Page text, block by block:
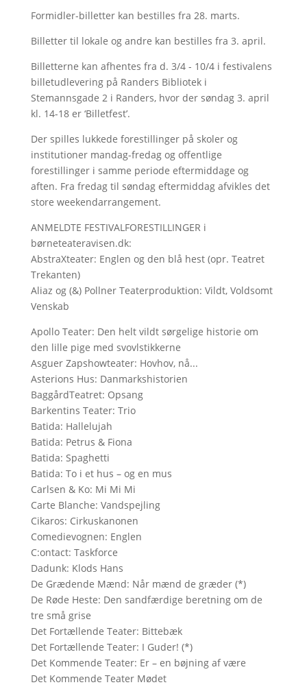
Formidler-billetter kan bestilles fra 28. marts.
Billetter til lokale og andre kan bestilles fra 3. april.
Billetterne kan afhentes fra d. 3/4 - 10/4 i festivalens
billetudlevering på Randers Bibliotek i
Stemannsgade 2 i Randers, hvor der søndag 3. april
kl. 14-18 er ‘Billetfest’.
Der spilles lukkede forestillinger på skoler og
institutioner mandag-fredag og offentlige
forestillinger i samme periode eftermiddage og
aften. Fra fredag til søndag eftermiddag afvikles det
store weekendarrangement.
ANMELDTE FESTIVALFORESTILLINGER i
børneteateravisen.dk:
AbstraXteater: Englen og den blå hest (opr. Teatret
Trekanten)
Aliaz og (&) Pollner Teaterproduktion: Vildt, Voldsomt
Venskab
Apollo Teater: Den helt vildt sørgelige historie om
den lille pige med svovlstikkerne
Asguer Zapshowteater: Hovhov, nå...
Asterions Hus: Danmarkshistorien
BaggårdTeatret: Opsang
Barkentins Teater: Trio
Batida: Hallelujah
Batida: Petrus & Fiona
Batida: Spaghetti
Batida: To i et hus – og en mus
Carlsen & Ko: Mi Mi Mi
Carte Blanche: Vandspejling
Cikaros: Cirkuskanonen
Comedievognen: Englen
C:ontact: Taskforce
Dadunk: Klods Hans
De Grædende Mænd: Når mænd de græder (*)
De Røde Heste: Den sandfærdige beretning om de
tre små grise
Det Fortællende Teater: Bittebæk
Det Fortællende Teater: I Guder! (*)
Det Kommende Teater: Er – en bøjning af være
Det Kommende Teater Mødet